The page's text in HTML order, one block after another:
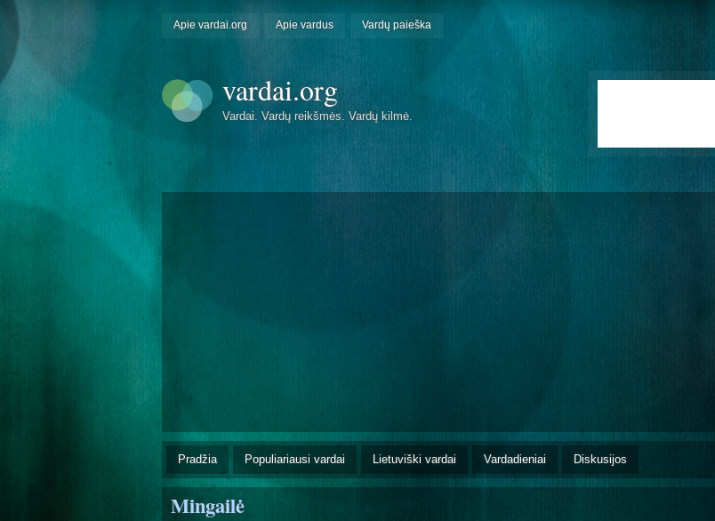
Apie vardai.org Apie vardus Vardų paieška
vardai.org
Vardai. Vardų reikšmės. Vardų kilmė.
Pradžia Populiariausi vardai Lietuviški vardai Vardadieniai Diskusijos
Mingailė